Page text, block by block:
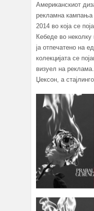
Американскиот
рекламна кампања
2014 во која се
Кебеде во
ја отпечатено на
колекцијата се
визуел на
Џексон, а